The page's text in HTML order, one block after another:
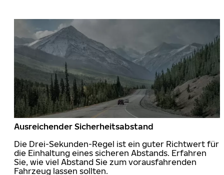
Ausreichender Sicherheitsabstand
Die Drei-Sekunden-Regel ist ein guter Richtwert für
die Einhaltung eines sicheren Abstands. Erfahren
Sie, wie viel Abstand Sie zum vorausfahrenden
Fahrzeug lassen sollten.